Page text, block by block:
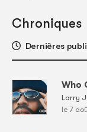
Chroniques
Dernières
Who
Larry
le 7